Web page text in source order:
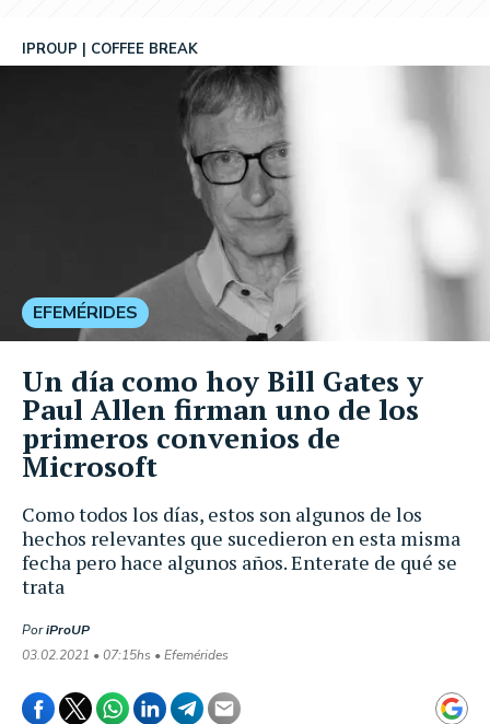
Como todos los días, estos son algunos de los
hechos relevantes que sucedieron en esta misma
fecha pero hace algunos años. Enterate de qué se
trata
IPROUP COFFEE BREAK
PoriProUP
03.02.2021 • 07:15hs • Efemérides
EFEMÉRIDES
Un día como hoy Bill Gates y
Paul Allen firman uno de los
primeros convenios de
Microsoft